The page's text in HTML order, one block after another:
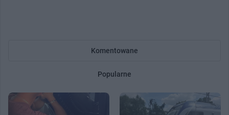
Komentowane
Popularne